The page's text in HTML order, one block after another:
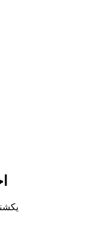
یکشنبه ۱۸ مرداد ۱۴۰۵ -